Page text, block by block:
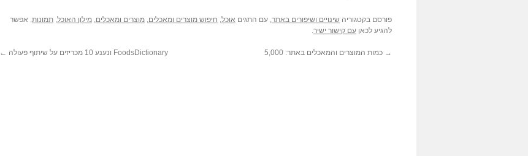
פורסם בקטגוריה שינויים ושיפורים באתר, עם התגים אוכל, חיפוש מוצרים ומאכלים, מוצרים ומאכלים, מילון האוכל, תמונות. אפשר
להגיע לכאן עם קישור ישיר.
→ כמות המוצרים והמאכלים באתר: 5,000 FoodsDictionary ונענע 10 מכריזים על שיתוף פעולה ←